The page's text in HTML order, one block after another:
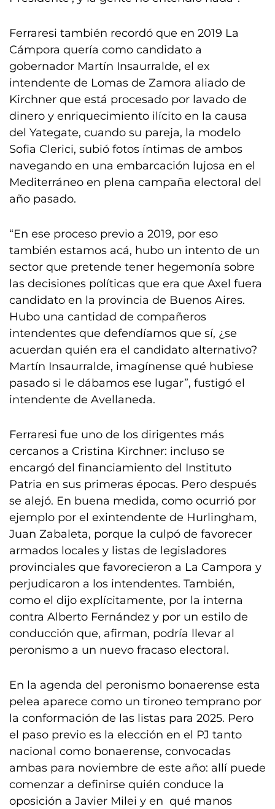
Ferraresi también recordó que en 2019 La
Cámpora quería como candidato a
gobernador Martín Insaurralde, el ex
intendente de Lomas de Zamora aliado de
Kirchner que está procesado por lavado de
dinero y enriquecimiento ilícito en la causa
del Yategate, cuando su pareja, la modelo
Sofia Clerici, subió fotos íntimas de ambos
navegando en una embarcación lujosa en el
Mediterráneo en plena campaña electoral del
año pasado.
“En ese proceso previo a 2019, por eso
también estamos acá, hubo un intento de un
sector que pretende tener hegemonía sobre
las decisiones políticas que era que Axel fuera
candidato en la provincia de Buenos Aires.
Hubo una cantidad de compañeros
intendentes que defendíamos que sí, ¿se
acuerdan quién era el candidato alternativo?
Martín Insaurralde, imagínense qué hubiese
pasado si le dábamos ese lugar”, fustigó el
intendente de Avellaneda.
Ferraresi fue uno de los dirigentes más
cercanos a Cristina Kirchner: incluso se
encargó del financiamiento del Instituto
Patria en sus primeras épocas. Pero después
se alejó. En buena medida, como ocurrió por
ejemplo por el exintendente de Hurlingham,
Juan Zabaleta, porque la culpó de favorecer
armados locales y listas de legisladores
provinciales que favorecieron a La Campora y
perjudicaron a los intendentes. También,
como el dijo explícitamente, por la interna
contra Alberto Fernández y por un estilo de
conducción que, afirman, podría llevar al
peronismo a un nuevo fracaso electoral.
En la agenda del peronismo bonaerense esta
pelea aparece como un tironeo temprano por
la conformación de las listas para 2025. Pero
el paso previo es la elección en el PJ tanto
nacional como bonaerense, convocadas
ambas para noviembre de este año: allí puede
comenzar a definirse quién conduce la
oposición a Javier Milei y en qué manos